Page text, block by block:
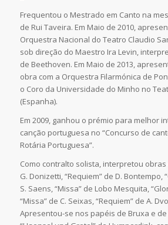
Frequentou o Mestrado em Canto na
de Rui Taveira. Em Maio de 2010,
Orquestra Nacional do Teatro Claudio
sob direção do Maestro Ira Levin,
de Beethoven. Em Maio de 2013,
obra com a Orquestra Filarmónica de
o Coro da Universidade do Minho no
(Espanha).
Em 2009, ganhou o prémio para melhor
canção portuguesa no “Concurso de
Rotária Portuguesa”.
Como contralto solista, interpretou obras
G. Donizetti, “Requiem” de D. Bontempo,
S. Saens, “Missa” de Lobo Mesquita,
“Missa” de C. Seixas, “Requiem” de A.
Apresentou-se nos papéis de Bruxa e